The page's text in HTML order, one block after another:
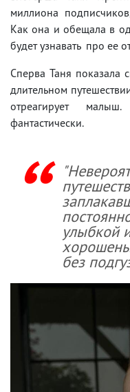
миллиона
Как она и обещала в
будет узнавать про ее
Сперва Таня показала
длительном
отреагирует
фантастически.
улыбкой
без